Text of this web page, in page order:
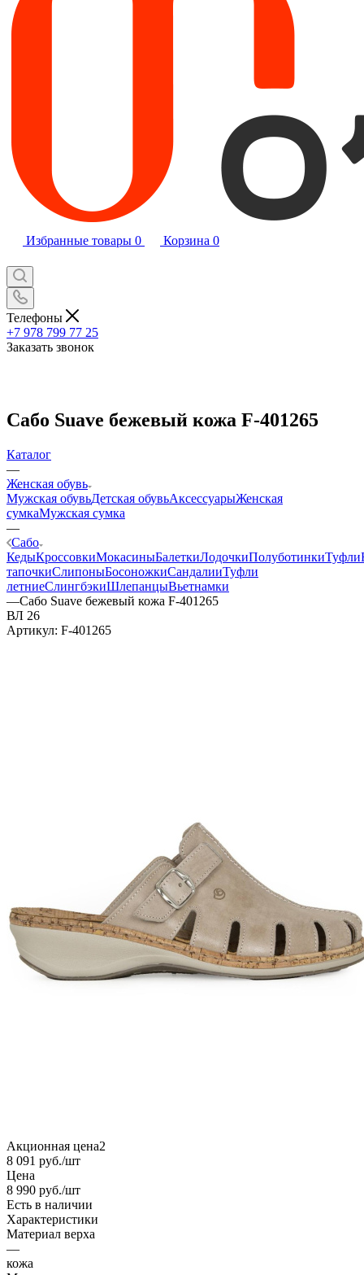
Избранные товары 0 Корзина 0
Телефоны
+7 978 799 77 25
Заказать звонок
Сабо Suave бежевый кожа F-401265
Каталог
—
Женская обувь
Мужская обувьДетская обувьАксессуарыЖенская
сумкаМужская сумка
—
Сабо
КедыКроссовкиМокасиныБалеткиЛодочкиПолуботинкиТуфли
тапочкиСлипоныБосоножкиСандалииТуфли
летниеСлингбэкиШлепанцыВьетнамки
—Сабо Suave бежевый кожа F-401265
ВЛ 26
Артикул: F-401265
Акционная цена2
8 091 руб./шт
Цена
8 990 руб./шт
Есть в наличии
Характеристики
Материал верха
—
кожа